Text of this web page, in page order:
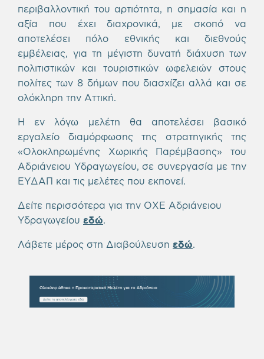
περιβαλλοντική του αρτιότητα, η σημασία και η
αξία που έχει διαχρονικά, με σκοπό να
αποτελέσει πόλο εθνικής και διεθνούς
εμβέλειας, για τη μέγιστη δυνατή διάχυση των
πολιτιστικών και τουριστικών ωφελειών στους
πολίτες των 8 δήμων που διασχίζει αλλά και σε
ολόκληρη την Αττική.
Η εν λόγω μελέτη θα αποτελέσει βασικό
εργαλείο διαμόρφωσης της στρατηγικής της
«Ολοκληρωμένης Χωρικής Παρέμβασης» του
Αδριάνειου Υδραγωγείου, σε συνεργασία με την
ΕΥΔΑΠ και τις μελέτες που εκπονεί.
Δείτε περισσότερα για την ΟΧΕ Αδριάνειου
Υδραγωγείου εδώ.
Λάβετε μέρος στη Διαβούλευση εδώ.